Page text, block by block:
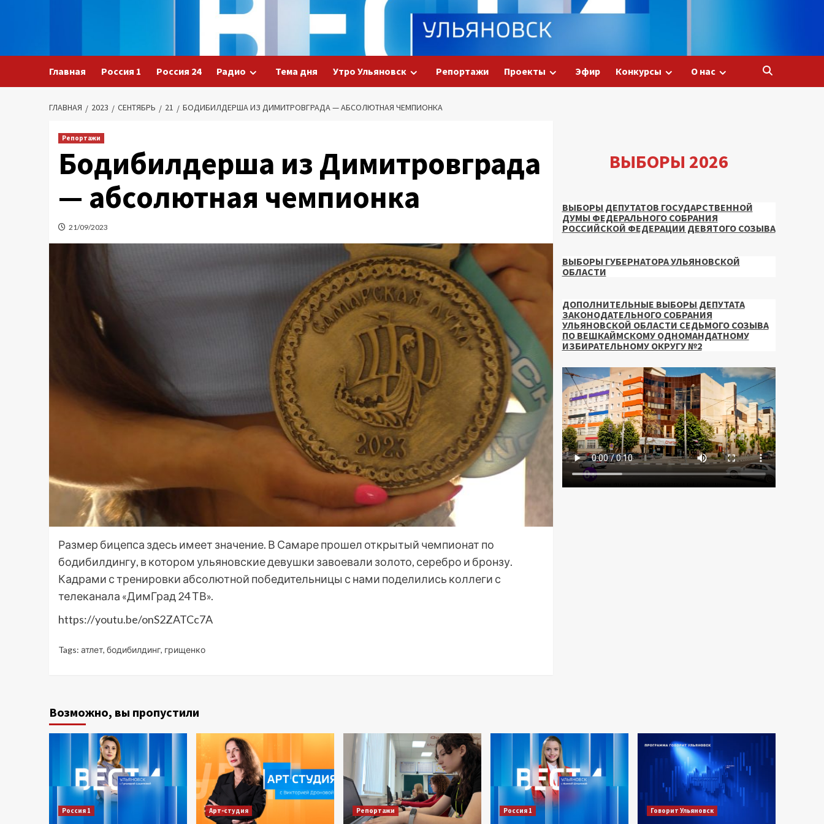
Главная Россия 1 Россия 24 Радио Тема дня Утро Ульяновск Репортажи Проекты Эфир Конкурсы О нас
ГЛАВНАЯ 2023 СЕНТЯБРЬ 21 БОДИБИЛДЕРША ИЗ ДИМИТРОВГРАДА — АБСОЛЮТНАЯ ЧЕМПИОНКА
Репортажи
Бодибилдерша из Димитровграда
— абсолютная чемпионка
21/09/2023
Размер бицепса здесь имеет значение. В Самаре прошел открытый чемпионат по
бодибилдингу, в котором ульяновские девушки завоевали золото, серебро и бронзу.
Кадрами с тренировки абсолютной победительницы с нами поделились коллеги с
телеканала «ДимГрад 24 ТВ».
https://youtu.be/onS2ZATCc7A
Tags: атлет, бодибилдинг, грищенко
ВЫБОРЫ 2026
ВЫБОРЫ ДЕПУТАТОВ ГОСУДАРСТВЕННОЙ
ДУМЫ ФЕДЕРАЛЬНОГО СОБРАНИЯ
РОССИЙСКОЙ ФЕДЕРАЦИИ ДЕВЯТОГО СОЗЫВА
ВЫБОРЫ ГУБЕРНАТОРА УЛЬЯНОВСКОЙ
ОБЛАСТИ
ДОПОЛНИТЕЛЬНЫЕ ВЫБОРЫ ДЕПУТАТА
ЗАКОНОДАТЕЛЬНОГО СОБРАНИЯ
УЛЬЯНОВСКОЙ ОБЛАСТИ СЕДЬМОГО СОЗЫВА
ПО ВЕШКАЙМСКОМУ ОДНОМАНДАТНОМУ
ИЗБИРАТЕЛЬНОМУ ОКРУГУ №2
Возможно, вы пропустили
Россия 1 Арт-студия Репортажи Россия 1 Говорит Ульяновск